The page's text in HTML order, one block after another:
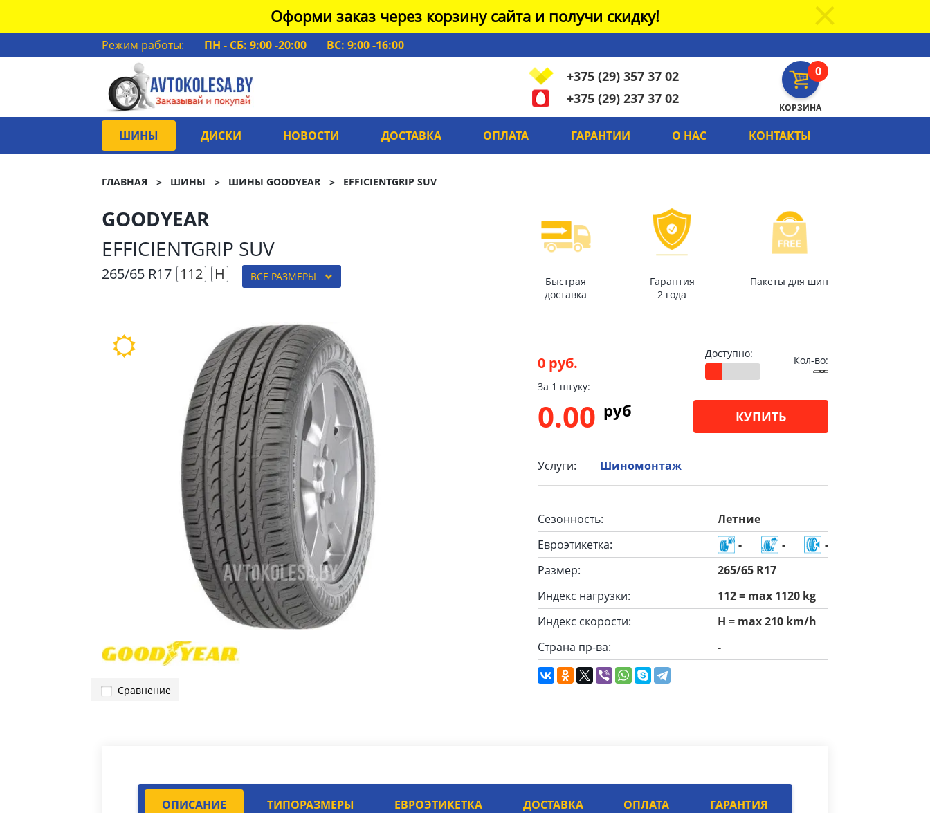
Оформи заказ через корзину сайта и получи скидку!
Режим работы: ПН - СБ: 9:00 -20:00
ВС: 9:00 -16:00
0
КОРЗИНА
+375 (29) 357 37 02
+375 (29) 237 37 02
ШИНЫ ДИСКИ НОВОСТИ ДОСТАВКА ОПЛАТА ГАРАНТИИ О НАС КОНТАКТЫ
ГЛАВНАЯ ШИНЫ ШИНЫ GOODYEAR EFFICIENTGRIP SUV
GOODYEAR
EFFICIENTGRIP SUV
265/65 R17 112 H ВСЕ РАЗМЕРЫ
Сравнение
Быстрая
доставка
Гарантия
2 года
Пакеты для шин
0 руб.
Доступно:
Кол-во:
За 1 штуку:
0.00 pуб КУПИТЬ
Услуги: Шиномонтаж
Сезонность:
Летние
Евроэтикетка:
- -
-
Размер:
265/65 R17
Индекс нагрузки:
112 = max 1120 kg
Индекс скорости:
H = max 210 km/h
Страна пр-ва:
-
ОПИСАНИЕ ТИПОРАЗМЕРЫ ЕВРОЭТИКЕТКА ДОСТАВКА ОПЛАТА ГАРАНТИЯ